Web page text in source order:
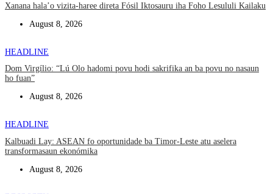
Xanana hala’o vizita-haree direta Fósil Iktosauru iha Foho Lesululi Kailaku
August 8, 2026
HEADLINE
Dom Virgílio: “Lú Olo hadomi povu hodi sakrifika an ba povu no nasaun
ho fuan”
August 8, 2026
HEADLINE
Kalbuadi Lay: ASEAN fo oportunidade ba Timor-Leste atu aselera
transformasaun ekonómika
August 8, 2026